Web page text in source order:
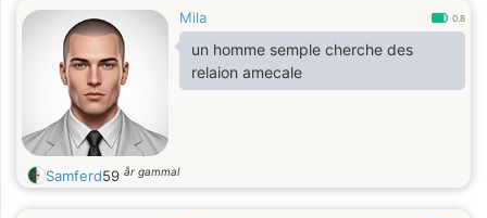
Mila 0.8
un homme semple cherche des
relaion amecale
Samferd59 år gammal